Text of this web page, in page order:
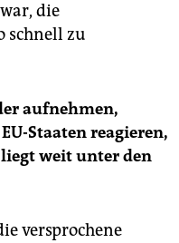
die
schnell zu
aufnehmen,
Staaten reagieren,
weit unter den
versprochene